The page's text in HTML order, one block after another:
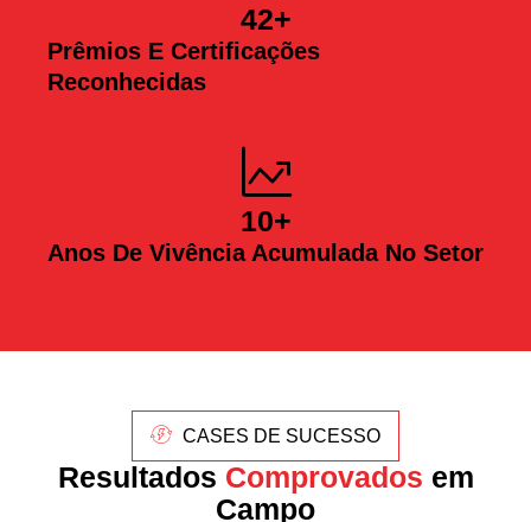
Prêmios E Certificações
Reconhecidas
42+
Anos De Vivência Acumulada No Setor
10+
CASES DE SUCESSO
Resultados Comprovados em
Campo